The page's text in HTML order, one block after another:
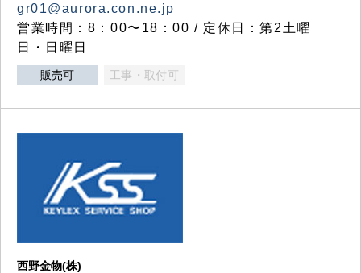
gr01@aurora.con.ne.jp
営業時間：8：00〜18：00 / 定休日：第2土曜
日・日曜日
販売可 工事・取付可
西野金物(株)